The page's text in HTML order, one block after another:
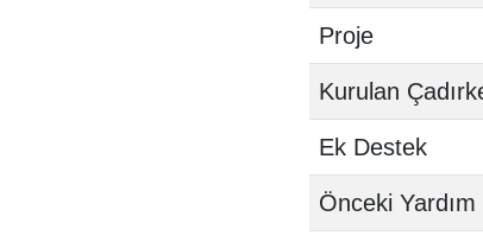
Proje
Kurulan
Ek Destek
Önceki Yardım